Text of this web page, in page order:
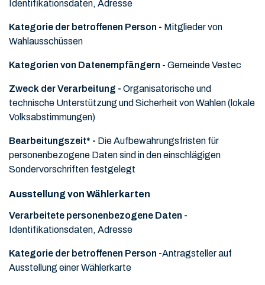
Identifikationsdaten, Adresse
Kategorie der betroffenen Person - Mitglieder von
Wahlausschüssen
Kategorien von Datenempfängern - Gemeinde Vestec
Zweck der Verarbeitung - Organisatorische und
technische Unterstützung und Sicherheit von Wahlen (lokale
Volksabstimmungen)
Bearbeitungszeit* - Die Aufbewahrungsfristen für
personenbezogene Daten sind in den einschlägigen
Sondervorschriften festgelegt
Ausstellung von Wählerkarten
Verarbeitete personenbezogene Daten -
Identifikationsdaten, Adresse
Kategorie der betroffenen Person -Antragsteller auf
Ausstellung einer Wählerkarte